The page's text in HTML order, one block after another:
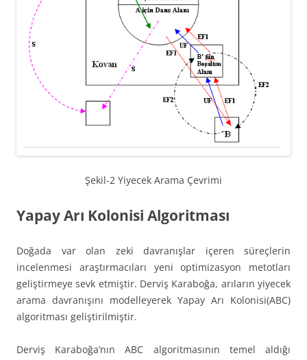
Şekil-2 Yiyecek Arama Çevrimi
Yapay Arı Kolonisi Algoritması
Doğada var olan zeki davranışlar içeren süreçlerin
incelenmesi araştırmacıları yeni optimizasyon metotları
geliştirmeye sevk etmiştir. Derviş Karaboğa, arıların yiyecek
arama davranışını modelleyerek Yapay Arı Kolonisi(ABC)
algoritması geliştirilmiştir.
Derviş Karaboğa’nın ABC algoritmasının temel aldığı